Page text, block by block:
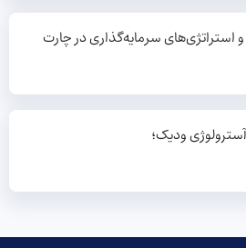
استراتژی‌های سرمایه‌گذاری در چارت
ودیک؛